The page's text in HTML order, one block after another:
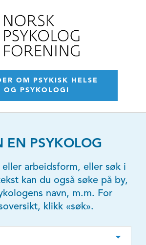
OM PSYKISK HELSE
OG PSYKOLOGI
EN PSYKOLOG
eller arbeidsform, eller søk i
kan du også søke på by,
navn, m.m. For
klikk «søk».